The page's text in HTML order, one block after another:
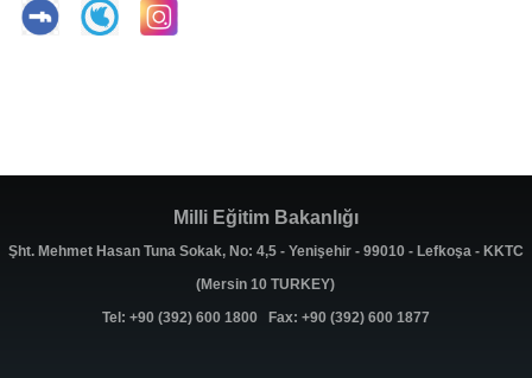
Milli Eğitim Bakanlığı
Şht. Mehmet Hasan Tuna Sokak, No: 4,5 - Yenişehir - 99010 - Lefkoşa - KKTC
(Mersin 10 TURKEY)
Tel: +90 (392) 600 1800 Fax: +90 (392) 600 1877